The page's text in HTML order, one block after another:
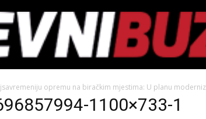
opremu na biračkim mjestima: U planu
1100×733-1